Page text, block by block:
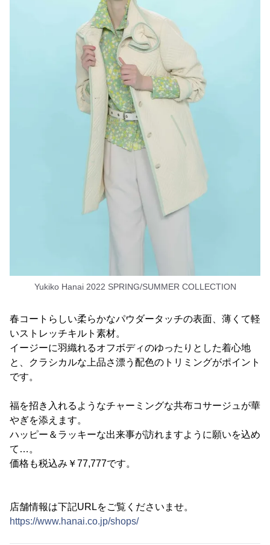
Yukiko Hanai 2022 SPRING/SUMMER COLLECTION
春コートらしい柔らかなパウダータッチの表面、薄くて軽
いストレッチキルト素材。
イージーに羽織れるオフボディのゆったりとした着心地
と、クラシカルな上品さ漂う配色のトリミングがポイント
です。
福を招き入れるようなチャーミングな共布コサージュが華
やぎを添えます。
ハッピー＆ラッキーな出来事が訪れますように願いを込め
て…。
価格も税込み￥77,777です。
店舗情報は下記URLをご覧くださいませ。
https://www.hanai.co.jp/shops/